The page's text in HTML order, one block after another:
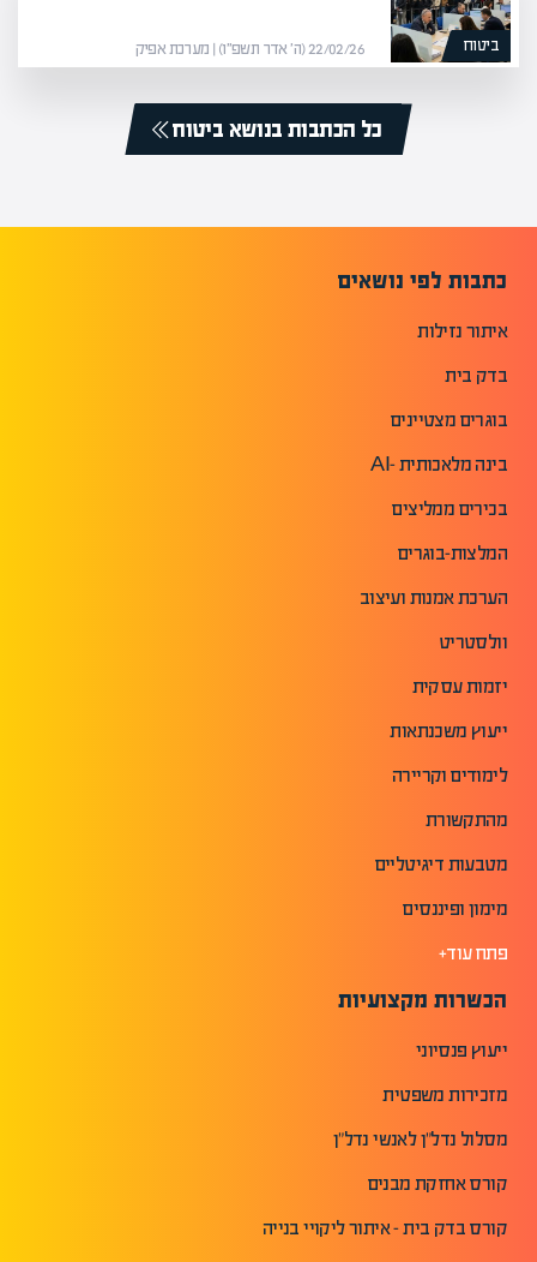
ביטוח 22/02/26 (ה׳ אדר תשפ״ו) | מערכת אפיק
כל הכתבות בנושא ביטוח
כתבות לפי נושאים
איתור נזילות
בדק בית
בוגרים מצטיינים
בינה מלאכותית -AI
בכירים ממליצים
המלצות-בוגרים
הערכת אמנות ועיצוב
וולסטריט
יזמות עסקית
ייעוץ משכנתאות
לימודים וקריירה
מהתקשורת
מטבעות דיגיטליים
מימון ופיננסים
פתח עוד+
הכשרות מקצועיות
ייעוץ פנסיוני
מזכירות משפטית
מסלול נדל"ן לאנשי נדל"ן
קורס אחזקת מבנים
קורס בדק בית - איתור ליקויי בנייה